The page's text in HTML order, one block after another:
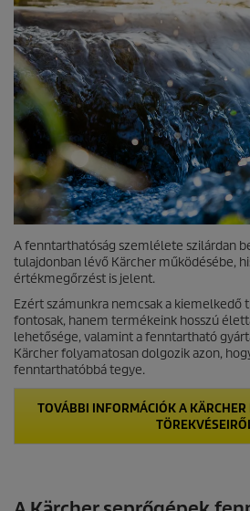
A fenntarthatóság szemlélete szilárdan
tulajdonban lévő Kärcher működésébe,
értékmegőrzést is jelent.
Ezért számunkra nemcsak a kiemelkedő
fontosak, hanem termékeink hosszú
lehetősége, valamint a fenntartható
Kärcher folyamatosan dolgozik azon,
fenntarthatóbbá tegye.
TOVÁBBI INFORMÁCIÓK A